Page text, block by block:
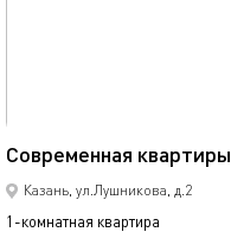
Современная квартиры
Казань, ул.Лушникова, д.2
1-комнатная квартира